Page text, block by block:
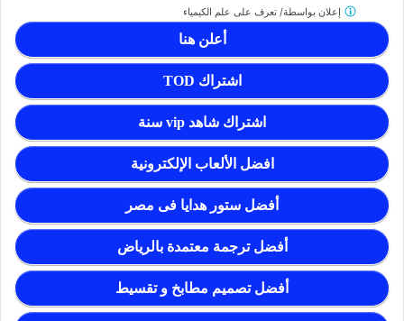
أعلن هنا
اشتراك TOD
اشتراك شاهد vip سنة
افضل الألعاب الإلكترونية
أفضل ستور هدايا فى مصر
أفضل ترجمة معتمدة بالرياض
أفضل تصميم مطابخ و تقسيط
إعلان بواسطة/ تعرف على علم الكيمياء